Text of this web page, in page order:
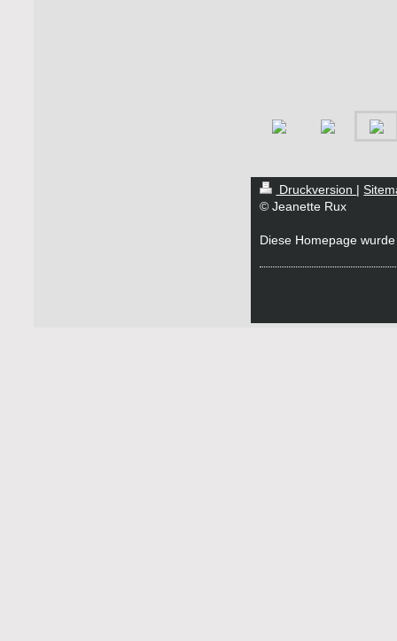
Druckversion |
© Jeanette Rux
Diese Homepage